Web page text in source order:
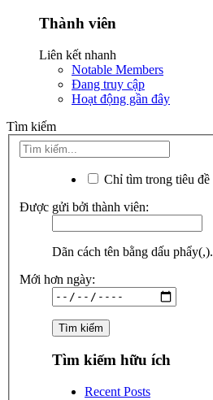
Thành viên
Liên kết nhanh
Notable Members
Đang truy cập
Hoạt động gần đây
Tìm kiếm
Chỉ tìm trong tiêu đề
Được gửi bởi thành viên:
Dãn cách tên bằng dấu phẩy(,).
Mới hơn ngày:
Tìm kiếm hữu ích
Recent Posts